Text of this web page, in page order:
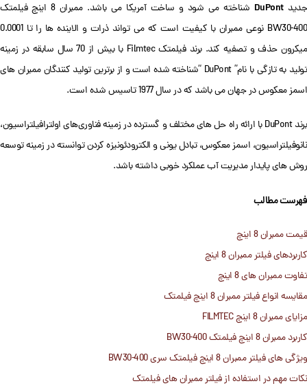
جدیدDuPont
شناخته می شود و ساخت آمریکا می باشد. ممبران 8 اینچ فیلمتک
BW30-400 نوعی ممبران با کیفیت است که می تواند ذرات و الاینده ها را تا 0.0001
میکرون حذف و تصفیه کند. برند فیلمتک Filmtec با بیش از 70 سال سابقه در زمینه
تولید به تازگی با نام” DuPont “شناخته شده است و از برترین تولید کنندگان ممبران های
اسمز معکوس در جهان می باشد که در سال 1977 تاسیس شده است.
برند DuPont با ارائه راه حل های مختلف و گسترده در زمینه فناوری‌های اولترافیلتراسیون،
نانوفیلتراسیون، اسمز معکوس، تبادل یونی و الکترودئونیزه کردن توانسته در زمینه توسعه
روش های پایدار مدیریت آب عملکرد خوبی داشته باشد.
فهرست مطالب
قیمت ممبران 8 اینچ
کاربردهای فیلتر ممبران 8 اینچ
تفاوت ممبران های 8 اینچ
مقایسه انواع فیلتر ممبران 8 اینچ فیلمتک
مزایای ممبران 8 اینچ FILMTEC
کاربرد ممبران 8 اینچ فیلمتک BW30-400
ویژگی های فیلتر ممبران 8 اینچ فیلمتک سری BW30-400
نکات مهم در استفاده از فیلتر ممبران های فیلمتک